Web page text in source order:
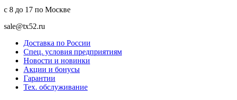
с 8 до 17 по Москве
sale@tx52.ru
Доставка по России
Спец. условия предприятиям
Новости и новинки
Акции и бонусы
Гарантии
Тех. обслуживание